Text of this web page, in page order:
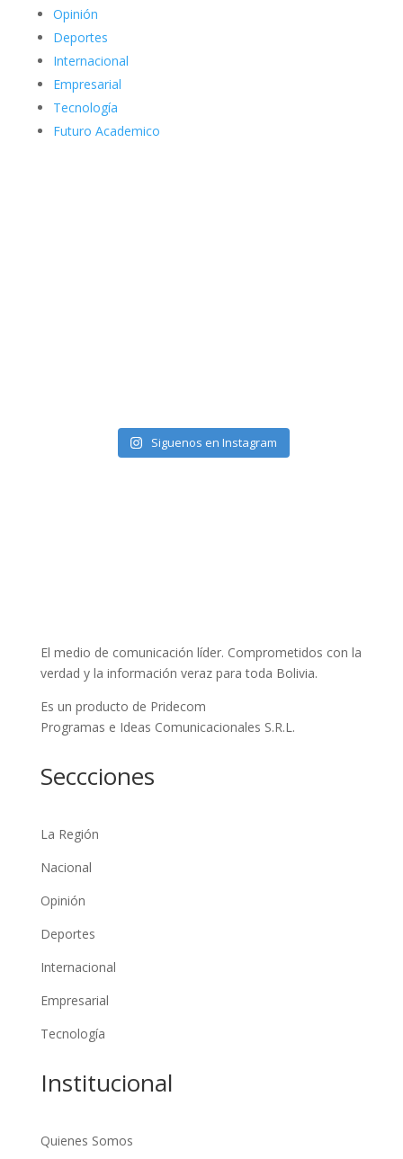
Opinión
Deportes
Internacional
Empresarial
Tecnología
Futuro Academico
Siguenos en Instagram
El medio de comunicación líder. Comprometidos con la
verdad y la información veraz para toda Bolivia.
Es un producto de Pridecom
Programas e Ideas Comunicacionales S.R.L.
Seccciones
La Región
Nacional
Opinión
Deportes
Internacional
Empresarial
Tecnología
Institucional
Quienes Somos